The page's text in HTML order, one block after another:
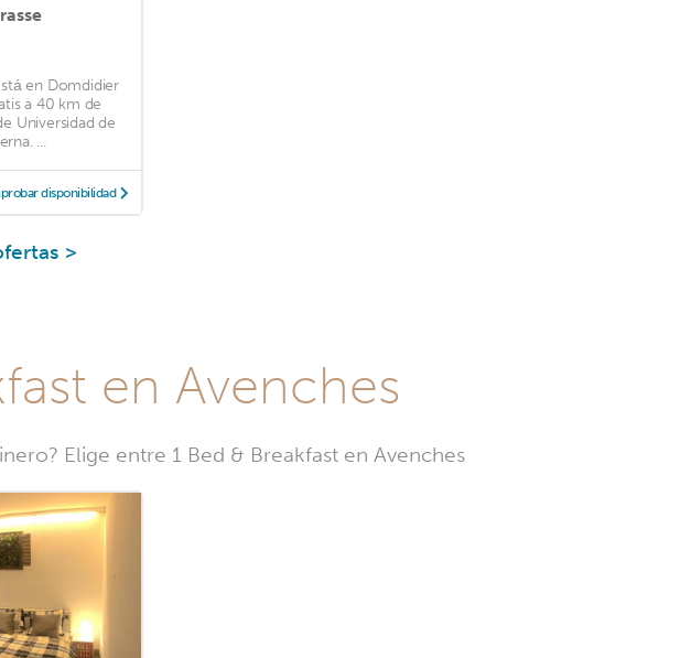
en Domdidier
a 40 km de
Universidad de
...
disponibilidad
>
en Avenches
Elige entre 1 Bed & Breakfast en Avenches